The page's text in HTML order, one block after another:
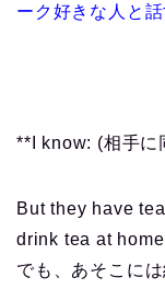
ーク好きな人と
**I know: (相手に
But they have
drink tea at
でも、あそこに